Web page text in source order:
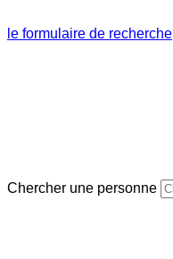
le formulaire de recherche
Chercher une personne